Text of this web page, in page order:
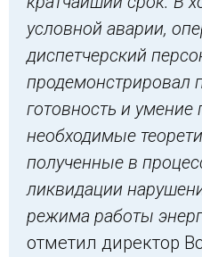
условной аварии,
диспетчерский
продемонстрировал
готовность и умение
необходимые
полученные в
ликвидации
режима работы
отметил директор